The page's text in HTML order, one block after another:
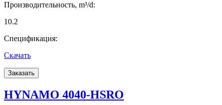
Производительность, m³/d:
10.2
Спецификация:
Скачать
Заказать
HYNAMO 4040-HSRO